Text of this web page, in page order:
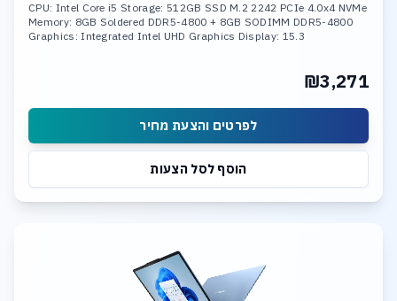
CPU: Intel Core i5 Storage: 512GB SSD M.2 2242 PCIe 4.0x4 NVMe
Memory: 8GB Soldered DDR5-4800 + 8GB SODIMM DDR5-4800
Graphics: Integrated Intel UHD Graphics Display: 15.3
₪3,271
לפרטים והצעת מחיר
הוסף לסל הצעות